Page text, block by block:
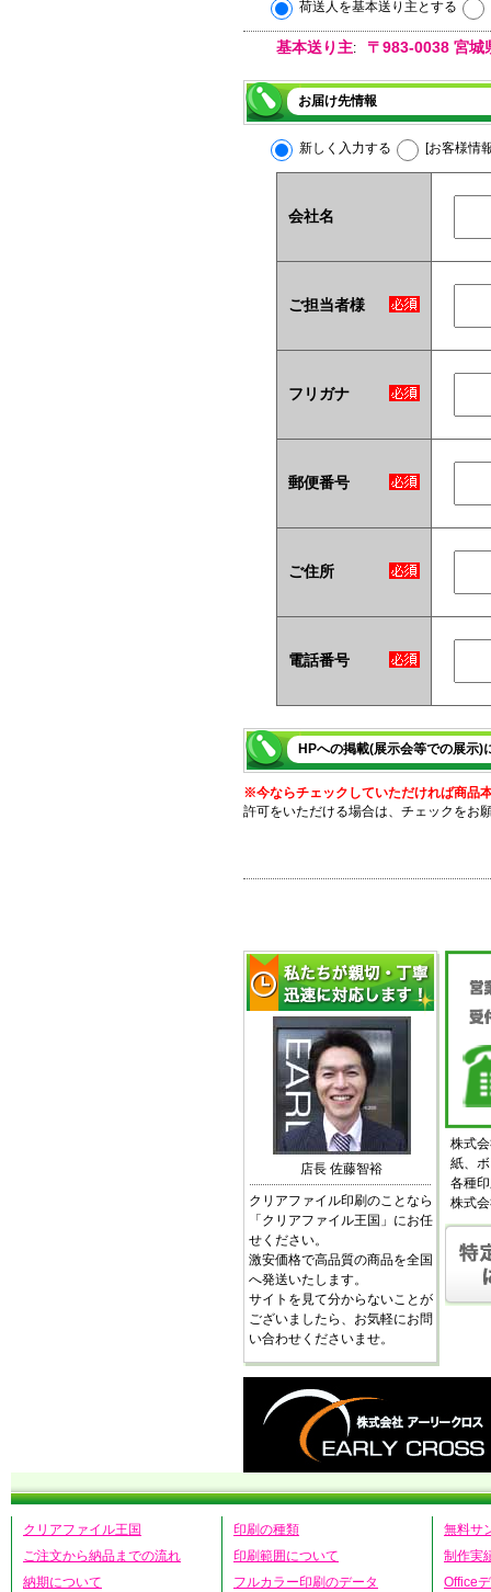
荷送人を基本送り主とする
基本送り主: 〒983-0038 宮城
お届け先情報
新しく入力する [お客様情
会社名
ご担当者様
フリガナ
郵便番号
ご住所
電話番号
HPへの掲載(展示会等での展示)
※今ならチェックしていただければ商品
許可をいただける場合は、チェックをお
店長 佐藤智裕
クリアファイル印刷のことなら
「クリアファイル王国」にお任
せください。
激安価格で高品質の商品を全国
へ発送いたします。
サイトを見て分からないことが
ございましたら、お気軽にお問
い合わせくださいませ。
株式
紙、
各種
株式
クリアファイル王国
ご注文から納品までの流れ
納期について
印刷の種類
印刷範囲について
フルカラー印刷のデータ
無料サ
制作実
Office